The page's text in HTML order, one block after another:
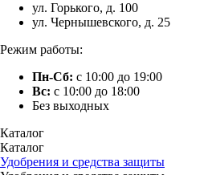
ул. Горького, д. 100
ул. Чернышевского, д. 25
Режим работы:
Пн-Сб: с 10:00 до 19:00
Вс: с 10:00 до 18:00
Без выходных
Каталог
Каталог
Удобрения и средства защиты